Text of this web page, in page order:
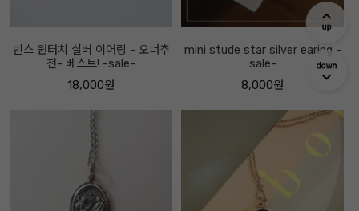
빈스 원터치 실버 이어링 - 오너추
천- 베스트! -sale-
18,000원
mini stude star silver earing -
sale-
8,000원